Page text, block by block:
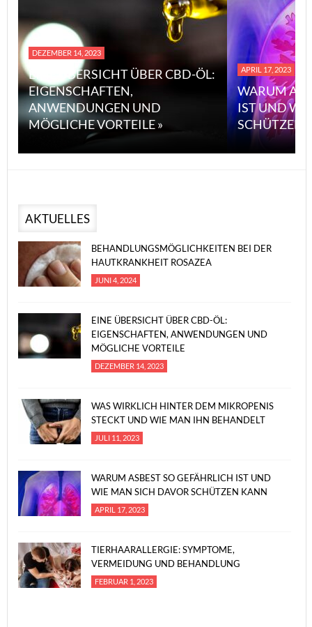
DEZEMBER 14, 2023
EINE ÜBERSICHT ÜBER CBD-ÖL:
EIGENSCHAFTEN,
ANWENDUNGEN UND
MÖGLICHE VORTEILE »
APRIL 17, 2023
WARUM
IST UND
SCHÜTZEN
AKTUELLES
BEHANDLUNGSMÖGLICHKEITEN BEI DER
HAUTKRANKHEIT ROSAZEA
JUNI 4, 2024
EINE ÜBERSICHT ÜBER CBD-ÖL:
EIGENSCHAFTEN, ANWENDUNGEN UND
MÖGLICHE VORTEILE
DEZEMBER 14, 2023
WAS WIRKLICH HINTER DEM MIKROPENIS
STECKT UND WIE MAN IHN BEHANDELT
JULI 11, 2023
WARUM ASBEST SO GEFÄHRLICH IST UND
WIE MAN SICH DAVOR SCHÜTZEN KANN
APRIL 17, 2023
TIERHAARALLERGIE: SYMPTOME,
VERMEIDUNG UND BEHANDLUNG
FEBRUAR 1, 2023